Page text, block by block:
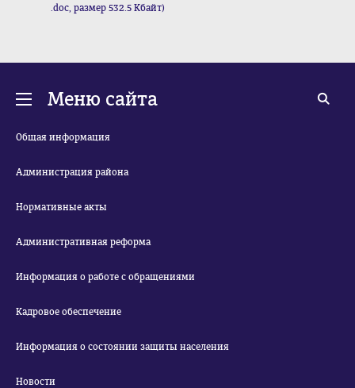
.doc, размер 532.5 Кбайт)
Меню сайта
Общая информация
Администрация района
Нормативные акты
Административная реформа
Информация о работе с обращениями
Кадровое обеспечение
Информация о состоянии защиты населения
Новости